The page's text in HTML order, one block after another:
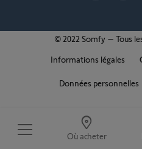
Où acheter
© 2022 Somfy – Tous
Informations légales
Données personnelles